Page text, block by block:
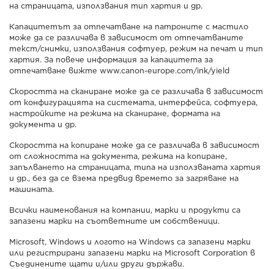
на страницата, използвания тип хартия и др.
Капацитетът за отпечатване на патроните с мастило
може да се различава в зависимост от отпечатваните
текст/снимки, използвания софтуер, режим на печат и тип
хартия. За повече информация за капацитета за
отпечатване вижте www.canon-europe.com/ink/yield
Скоростта на сканиране може да се различава в зависимост
от конфигурацията на системата, интерфейса, софтуера,
настройките на режима на сканиране, формата на
документа и др.
Скоростта на копиране може да се различава в зависимост
от сложността на документа, режима на копиране,
запълването на страницата, типа на използваната хартия
и др., без да се взема предвид времето за загряване на
машината.
Всички наименования на компании, марки и продукти са
запазени марки на съответните им собственици.
Microsoft, Windows и логото на Windows са запазени марки
или регистрирани запазени марки на Microsoft Corporation в
Съединените щати и/или други държави.